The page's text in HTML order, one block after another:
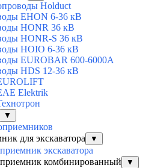
Holduct
EHON 6-36 кВ
HONR 36 кВ
HONR-S 36 кВ
HOIO 6-36 кВ
EUROBAR 600-6000A
HDS 12-36 кВ
Elektrik
▼
для экскаватора
▼
экскаватора
комбинированный
▼